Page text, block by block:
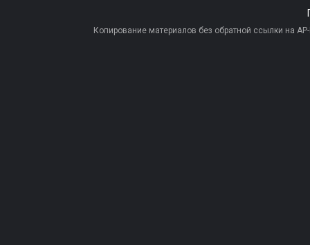
Копирование материалов без обратной ссылки на